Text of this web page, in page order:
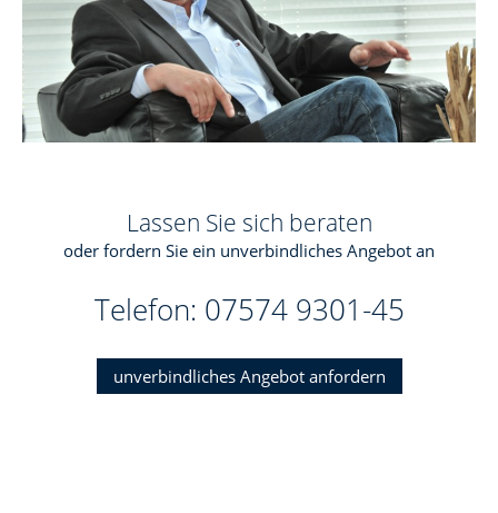
Lassen Sie sich beraten
oder fordern Sie ein unverbindliches Angebot an
Telefon: 07574 9301-45
unverbindliches Angebot anfordern